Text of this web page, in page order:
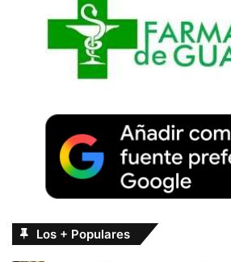
Los + Populares